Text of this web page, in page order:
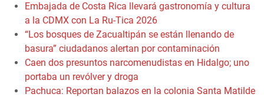
Embajada de Costa Rica llevará gastronomía y cultura
a la CDMX con La Ru-Tica 2026
“Los bosques de Zacualtipán se están llenando de
basura” ciudadanos alertan por contaminación
Caen dos presuntos narcomenudistas en Hidalgo; uno
portaba un revólver y droga
Pachuca: Reportan balazos en la colonia Santa Matilde